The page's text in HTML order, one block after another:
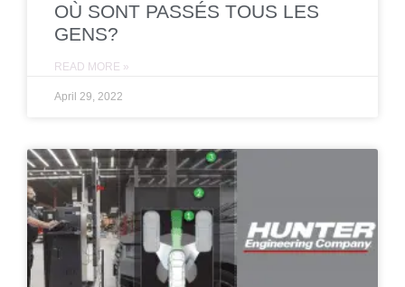
OÙ SONT PASSÉS TOUS LES
GENS?
READ MORE »
April 29, 2022